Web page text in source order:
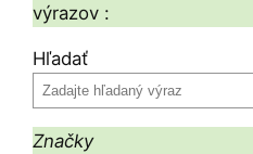
výrazov :
Hľadať
Značky